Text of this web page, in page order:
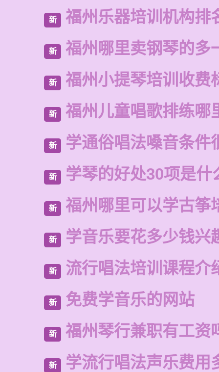
新 福州乐器培训机构排
新 福州哪里卖钢琴的多
新 福州小提琴培训收费
新 福州儿童唱歌排练哪
新 学通俗唱法嗓音条件
新 学琴的好处30项是什
新 福州哪里可以学古筝
新 学音乐要花多少钱兴
新 流行唱法培训课程介
新 免费学音乐的网站
新 福州琴行兼职有工资
新 学流行唱法声乐费用